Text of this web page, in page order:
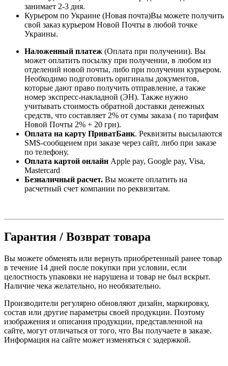
занимает 2-3 дня.
Курьером по Украине (Новая почта)Вы можете получить
свой заказ курьером Новой Почты в любой точке
Украины.
Наложенный платеж (Оплата при получении). Вы
может оплатить посылку при получении, в любом из
отделений новой почты, либо при получении курьером.
Необходимо подготовить оригиналы документов,
которые дают право получить отправление, а также
номер экспресс-накладной (ЭН). Также нужно
учитывать стоимость обратной доставки денежных
средств, что составляет 2% от сумы заказа ( по тарифам
Новой Почты 2% + 20 грн).
Оплата на карту ПриватБанк. Реквизиты высылаются
SMS-сообщеием при заказе через сайт, либо при заказе
по телефону.
Оплата картой онлайн Apple pay, Google pay, Visa,
Mastercard
Безналичный расчет. Вы можете оплатить на
расчетный счет компании по реквизитам.
Гарантия / Возврат товара
Вы можете обменять или вернуть приобретенный ранее товар
в течение 14 дней после покупки при условии, если
целостность упаковки не нарушена и товар не был вскрыт.
Наличие чека желательно, но необязательно.
Производители регулярно обновляют дизайн, маркировку,
состав или другие параметры своей продукции. Поэтому
изображения и описания продукции, представленной на
сайте, могут отличаться от того, что Вы получаете в заказе.
Информация на сайте может изменяться с задержкой.